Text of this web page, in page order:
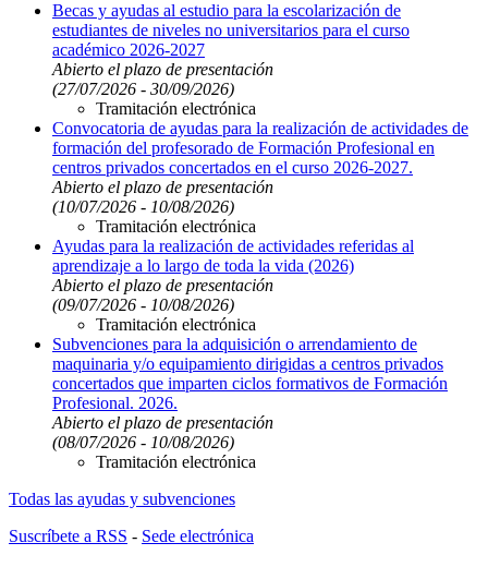
Becas y ayudas al estudio para la escolarización de
estudiantes de niveles no universitarios para el curso
académico 2026-2027
Abierto el plazo de presentación
(27/07/2026 - 30/09/2026)
Tramitación electrónica
Convocatoria de ayudas para la realización de actividades de
formación del profesorado de Formación Profesional en
centros privados concertados en el curso 2026-2027.
Abierto el plazo de presentación
(10/07/2026 - 10/08/2026)
Tramitación electrónica
Ayudas para la realización de actividades referidas al
aprendizaje a lo largo de toda la vida (2026)
Abierto el plazo de presentación
(09/07/2026 - 10/08/2026)
Tramitación electrónica
Subvenciones para la adquisición o arrendamiento de
maquinaria y/o equipamiento dirigidas a centros privados
concertados que imparten ciclos formativos de Formación
Profesional. 2026.
Abierto el plazo de presentación
(08/07/2026 - 10/08/2026)
Tramitación electrónica
Todas las ayudas y subvenciones
Suscríbete a RSS - Sede electrónica